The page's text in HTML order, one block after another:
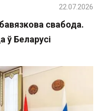
свабода.
ў Беларусі
22.07.2026